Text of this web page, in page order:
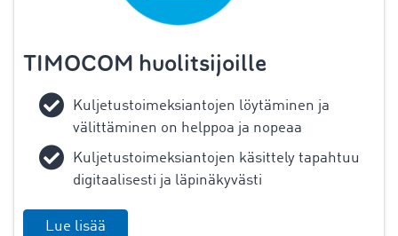
TIMOCOM huolitsijoille
Kuljetustoimeksiantojen löytäminen ja
välittäminen on helppoa ja nopeaa
Kuljetustoimeksiantojen käsittely tapahtuu
digitaalisesti ja läpinäkyvästi
Lue lisää